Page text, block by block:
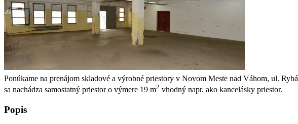
Ponúkame na prenájom skladové a výrobné priestory v Novom Meste nad Váhom, ul.
sa nachádza samostatný priestor o výmere 19 m2 vhodný napr. ako kancelásky priestor.
Popis